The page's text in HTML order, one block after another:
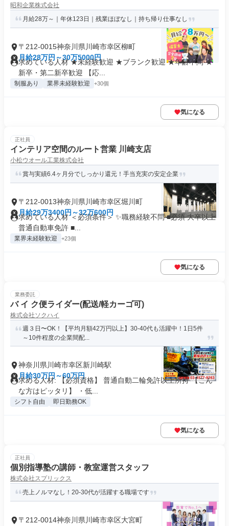
昭和企業株式会社
月給28万～｜年休123日｜残業ほぼなし｜持ち帰り仕事なし
〒212-0015神奈川県川崎市幸区柳町
月給28万円～30万5000円
求めている人材 ★未経験歓迎 ★ブランク歓迎 ★年齢不問 ★
新卒・第二新卒歓迎 【応...
制服あり 業界未経験歓迎 +30個
気になる
正社員
インテリア空間のルート営業 川崎支店
小松ウオール工業株式会社
賞与実績6.4ヶ月分でしっかり還元！手当充実の安定企業
〒212-0013神奈川県川崎市幸区堀川町
月給29万3400円～32万600円
求めている人材 ＜必須条件＞ ✨職務経験不問 ■必須 大卒以上
普通自動車免許 ■...
業界未経験歓迎 +23個
気になる
業務委託
バ イ ク便ライダー(配送/軽カーゴ可)
株式会社ソクハイ
週３日〜OK！【平均月額42万円以上】30-40代も活躍中！1日5件
～10件程度の企業間配...
神奈川県川崎市幸区新川崎駅
月給30万円～60万円
求める人材: 【必須資格】 普通自動二輪免許以上所持 【こん
な方はピッタリ】 ・低...
シフト自由 即日勤務OK
気になる
正社員
個別指導塾の講師・教室運営スタッフ
株式会社スプリックス
売上ノルマなし！20-30代が活躍する職場です
〒212-0014神奈川県川崎市幸区大宮町